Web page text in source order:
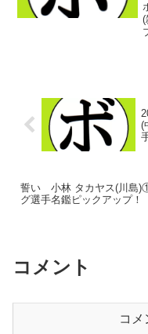
(
(
誓い 小林 タカヤス(川島
グ選手名鑑ピックアップ
コメント
コメ